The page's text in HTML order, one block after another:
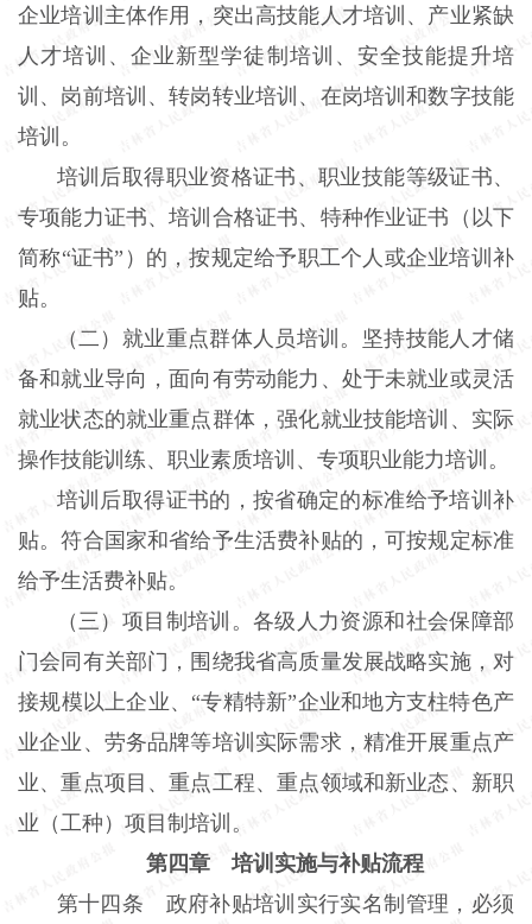
企业培训主体作用，突出高技能人才培训、产业紧缺
人才培训、企业新型学徒制培训、安全技能提升培
训、岗前培训、转岗转业培训、在岗培训和数字技能
培训。
培训后取得职业资格证书、职业技能等级证书、
专项能力证书、培训合格证书、特种作业证书（以下
简称“证书”）的，按规定给予职工个人或企业培训补
贴。
（二）就业重点群体人员培训。坚持技能人才储
备和就业导向，面向有劳动能力、处于未就业或灵活
就业状态的就业重点群体，强化就业技能培训、实际
操作技能训练、职业素质培训、专项职业能力培训。
培训后取得证书的，按省确定的标准给予培训补
贴。符合国家和省给予生活费补贴的，可按规定标准
给予生活费补贴。
（三）项目制培训。各级人力资源和社会保障部
门会同有关部门，围绕我省高质量发展战略实施，对
接规模以上企业、“专精特新”企业和地方支柱特色产
业企业、劳务品牌等培训实际需求，精准开展重点产
业、重点项目、重点工程、重点领域和新业态、新职
业（工种）项目制培训。
第四章 培训实施与补贴流程
第十四条 政府补贴培训实行实名制管理，必须